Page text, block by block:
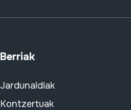
Berriak
Jardunaldiak
Kontzertuak